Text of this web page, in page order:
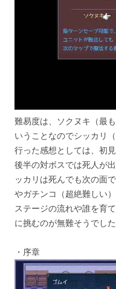
難易度は、ソクヌキ（最
いうことなのでシッカリ
行った感想としては、初
後半の対ボスでは死人が
ッカリは死んでも次の面
やガチンコ（超絶難しい
ステージの流れや誰を育
に挑むのが無難そうでした
・序章